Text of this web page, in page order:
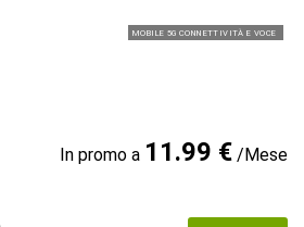
MOBILE 5G CONNETTIVITÀ E VOCE
In promo a 11.99 €/Mese